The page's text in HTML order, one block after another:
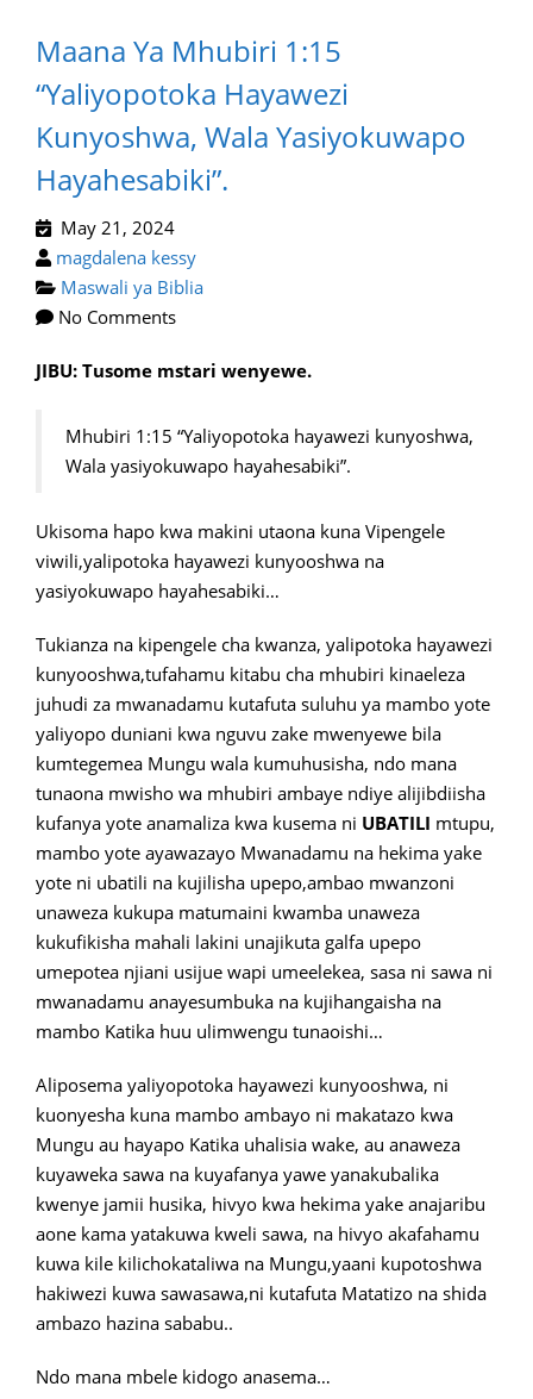
Maana Ya Mhubiri 1:15
“Yaliyopotoka Hayawezi
Kunyoshwa, Wala Yasiyokuwapo
Hayahesabiki”.
May 21, 2024
magdalena kessy
Maswali ya Biblia
No Comments
JIBU: Tusome mstari wenyewe.
Mhubiri 1:15 “Yaliyopotoka hayawezi kunyoshwa,
Wala yasiyokuwapo hayahesabiki”.
Ukisoma hapo kwa makini utaona kuna Vipengele
viwili,yalipotoka hayawezi kunyooshwa na
yasiyokuwapo hayahesabiki…
Tukianza na kipengele cha kwanza, yalipotoka hayawezi
kunyooshwa,tufahamu kitabu cha mhubiri kinaeleza
juhudi za mwanadamu kutafuta suluhu ya mambo yote
yaliyopo duniani kwa nguvu zake mwenyewe bila
kumtegemea Mungu wala kumuhusisha, ndo mana
tunaona mwisho wa mhubiri ambaye ndiye alijibdiisha
kufanya yote anamaliza kwa kusema ni UBATILI mtupu,
mambo yote ayawazayo Mwanadamu na hekima yake
yote ni ubatili na kujilisha upepo,ambao mwanzoni
unaweza kukupa matumaini kwamba unaweza
kukufikisha mahali lakini unajikuta galfa upepo
umepotea njiani usijue wapi umeelekea, sasa ni sawa ni
mwanadamu anayesumbuka na kujihangaisha na
mambo Katika huu ulimwengu tunaoishi…
Aliposema yaliyopotoka hayawezi kunyooshwa, ni
kuonyesha kuna mambo ambayo ni makatazo kwa
Mungu au hayapo Katika uhalisia wake, au anaweza
kuyaweka sawa na kuyafanya yawe yanakubalika
kwenye jamii husika, hivyo kwa hekima yake anajaribu
aone kama yatakuwa kweli sawa, na hivyo akafahamu
kuwa kile kilichokataliwa na Mungu,yaani kupotoshwa
hakiwezi kuwa sawasawa,ni kutafuta Matatizo na shida
ambazo hazina sababu..
Ndo mana mbele kidogo anasema…